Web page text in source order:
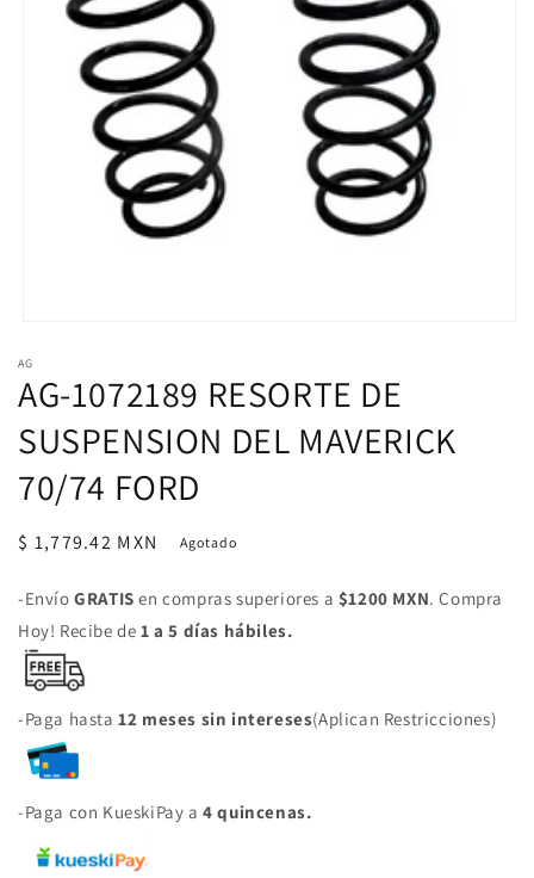
multimedia
1
en
ventana
modal
AG
AG-1072189 RESORTE DE
SUSPENSION DEL MAVERICK
70/74 FORD
Precio
$ 1,779.42 MXN Agotado
-EnvíoGRATIS en compras superiores a $1200 MXN. Compra
Hoy! Recibe de 1 a 5 días hábiles.
-Paga hasta12 meses sin intereses(Aplican Restricciones)
-Paga con KueskiPay a4 quincenas.